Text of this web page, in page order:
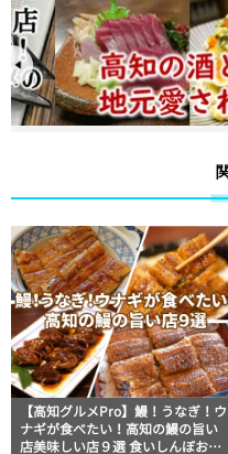
【高知グルメPro】鰻！うなぎ！ウ
ナギが食べたい！高知の鰻の旨い
店美味しい店９選 食いしんぼおじ